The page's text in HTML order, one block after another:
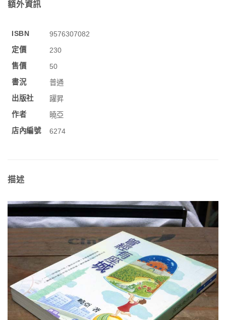
額外資訊
ISBN
9576307082
定價
230
售價
50
書況
普通
出版社
躍昇
作者
曉亞
店內編號
6274
描述